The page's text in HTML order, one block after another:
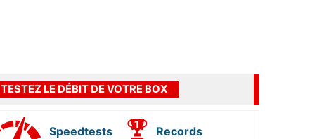
TESTEZ LE DÉBIT DE VOTRE BOX
Speedtests
Records